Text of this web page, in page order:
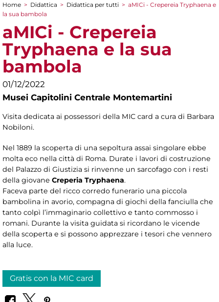
Tu sei qui
Home > Didattica > Didattica per tutti > aMICi - Crepereia Tryphaena e
la sua bambola
aMICi - Crepereia
Tryphaena e la sua
bambola
01/12/2022
Musei Capitolini Centrale Montemartini
Visita dedicata ai possessori della MIC card a cura di Barbara
Nobiloni.
Nel 1889 la scoperta di una sepoltura assai singolare ebbe
molta eco nella città di Roma. Durate i lavori di costruzione
del Palazzo di Giustizia si rinvenne un sarcofago con i resti
della giovane Creperia Tryphaena.
Faceva parte del ricco corredo funerario una piccola
bambolina in avorio, compagna di giochi della fanciulla che
tanto colpì l’immaginario collettivo e tanto commosso i
romani. Durante la visita guidata si ricordano le vicende
della scoperta e si possono apprezzare i tesori che vennero
alla luce.
Gratis con la MIC card